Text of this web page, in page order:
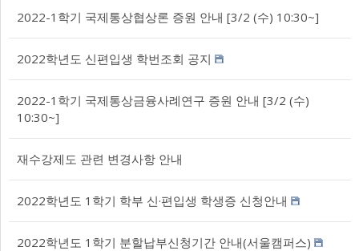
2022-1학기 국제통상협상론 증원 안내 [3/2 (수) 10:30~]
2022학년도 신편입생 학번조회 공지
2022-1학기 국제통상금융사례연구 증원 안내 [3/2 (수)
10:30~]
재수강제도 관련 변경사항 안내
2022학년도 1학기 학부 신·편입생 학생증 신청안내
2022학년도 1학기 분할납부신청기간 안내(서울캠퍼스)